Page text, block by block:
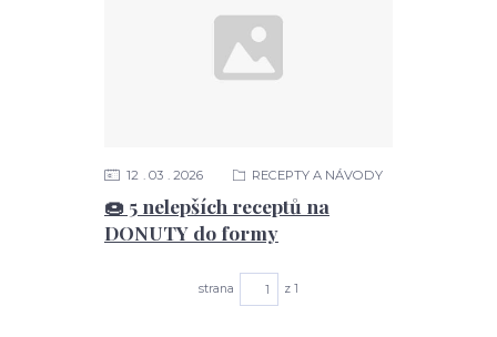
🍩 5 nelepších receptů na
DONUTY do formy
12 03 2026 RECEPTY A NÁVODY
strana z 1